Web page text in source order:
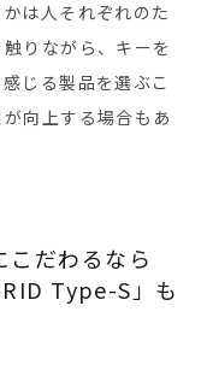
は人それぞれのた
りながら、キーを
じる製品を選ぶこ
向上する場合もあ
こだわるなら
Type-S」も